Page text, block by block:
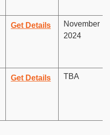
Get Details
November
2024
Get Details TBA